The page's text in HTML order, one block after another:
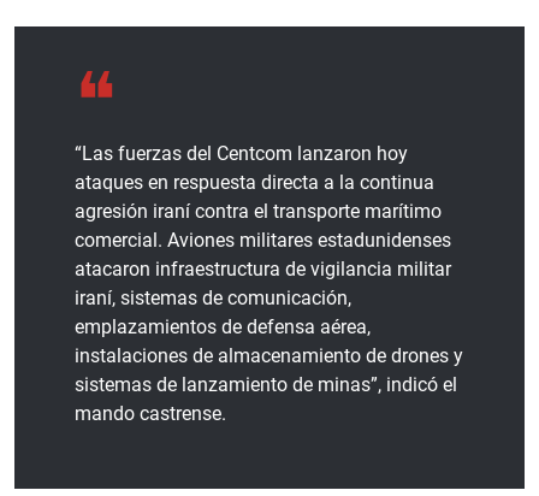
“Las fuerzas del Centcom lanzaron hoy
ataques en respuesta directa a la continua
agresión iraní contra el transporte marítimo
comercial. Aviones militares estadunidenses
atacaron infraestructura de vigilancia militar
iraní, sistemas de comunicación,
emplazamientos de defensa aérea,
instalaciones de almacenamiento de drones y
sistemas de lanzamiento de minas”, indicó el
mando castrense.